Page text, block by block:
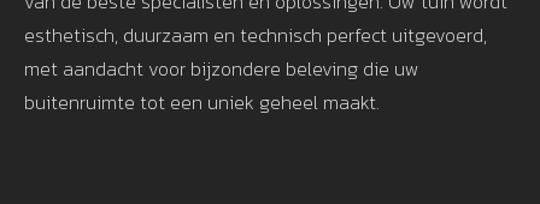
esthetisch, duurzaam en technisch perfect uitgevoerd,
met aandacht voor bijzondere beleving die uw
buitenruimte tot een uniek geheel maakt.